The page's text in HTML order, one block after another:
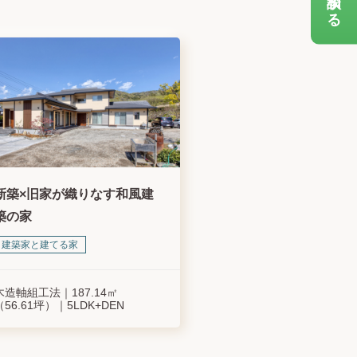
築×旧家が織りなす和風建
の家
建築家と建てる家
造軸組工法
187.14㎡
（56.61坪）
5LDK+DEN